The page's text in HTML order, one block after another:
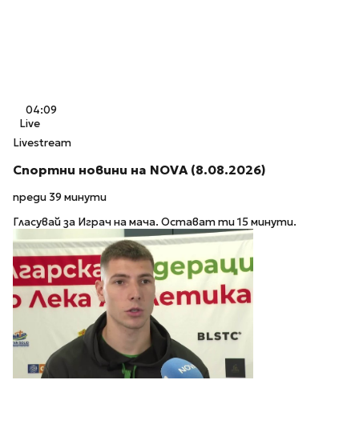
04:09
Live
Livestream
Спортни новини на NOVA (8.08.2026)
преди 39 минути
Гласувай за Играч на мача. Остават ти 15 минути.